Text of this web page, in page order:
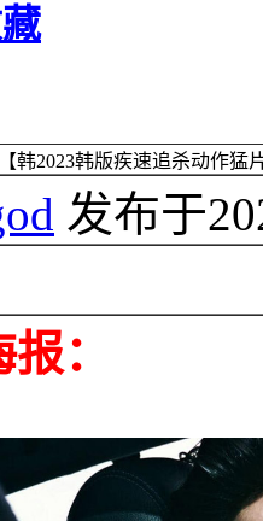
韩2023韩版疾速追杀动作
发布于
：